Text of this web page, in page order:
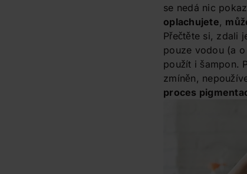
se nedá nic
oplachujete,
Přečtěte si, zdali
pouze vodou (a
použít i šampon.
zmíněn,
proces